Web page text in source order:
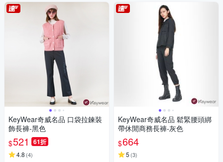
KeyWear奇威名品 口袋拉鍊裝
飾長褲-黑色
$521 61折
4.8 (4)
KeyWear奇威名品 鬆緊腰頭綁
帶休閒商務長褲-灰色
$664
5 (3)